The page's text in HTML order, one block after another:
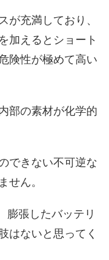
が充満しており、
加えるとショート
険性が極めて高い
部の素材が化学的
できない不可逆な
せん。
膨張したバッテリ
はないと思ってく